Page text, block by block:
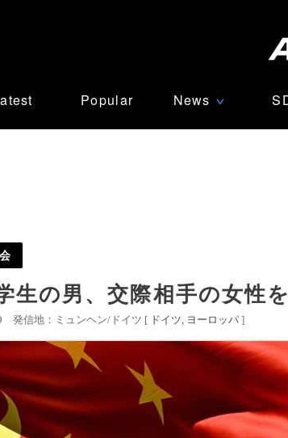
Popular News ∨
生の男、交際相手の女性
発信地：ミュンヘン/ドイツ [ ドイツ ヨーロッパ ]